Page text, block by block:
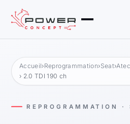
Accueil›Reprogrammation›Seat›
› 2.0 TDI 190 ch
REPROGRAMMATION ·